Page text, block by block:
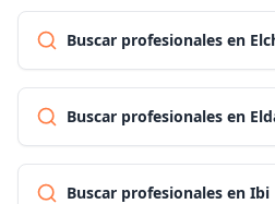
Buscar profesionales en
Buscar profesionales en
Buscar profesionales en Ibi